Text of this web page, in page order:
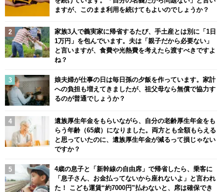
ますが、このまま利用を続けてもよいのでしょうか？
家族3人で義実家に帰省するたび、手土産とは別に「1日
1万円」を包んでいます。夫は「親子だから必要ない」
と言いますが、食費や光熱費を考えたら渡すべきですよ
ね？
娘夫婦が仕事の日は毎日孫の夕飯を作っています。家計
への負担も増えてきましたが、祖父母なら無償で協力す
るのが普通でしょうか？
遺族厚生年金をもらいながら、自分の老齢厚生年金をも
らう年齢（65歳）になりました。両方とも全額もらえる
と思っていたのに、遺族厚生年金が減るって損じゃない
ですか？
4歳の息子と「新幹線の自由席」で帰省したら、乗客に
「息子さん、お金払ってないから座れないよ」と言われ
た！ こども運賃“約7000円”払わないと、席は確保でき